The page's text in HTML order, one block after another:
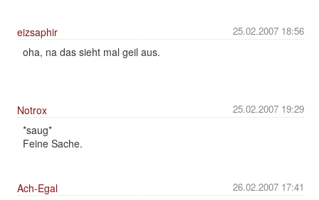
25.02.2007 18:56
eizsaphir
oha, na das sieht mal geil aus.
25.02.2007 19:29
Notrox
*saug*
Feine Sache.
26.02.2007 17:41
Ach-Egal